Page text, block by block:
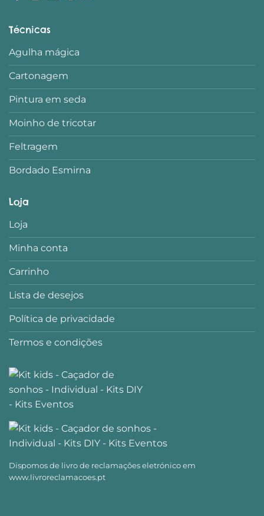
Técnicas
Agulha mágica
Cartonagem
Pintura em seda
Moinho de tricotar
Feltragem
Bordado Esmirna
Loja
Loja
Minha conta
Carrinho
Lista de desejos
Política de privacidade
Termos e condições
Dispomos de livro de reclamações eletrónico em
www.livroreclamacoes.pt